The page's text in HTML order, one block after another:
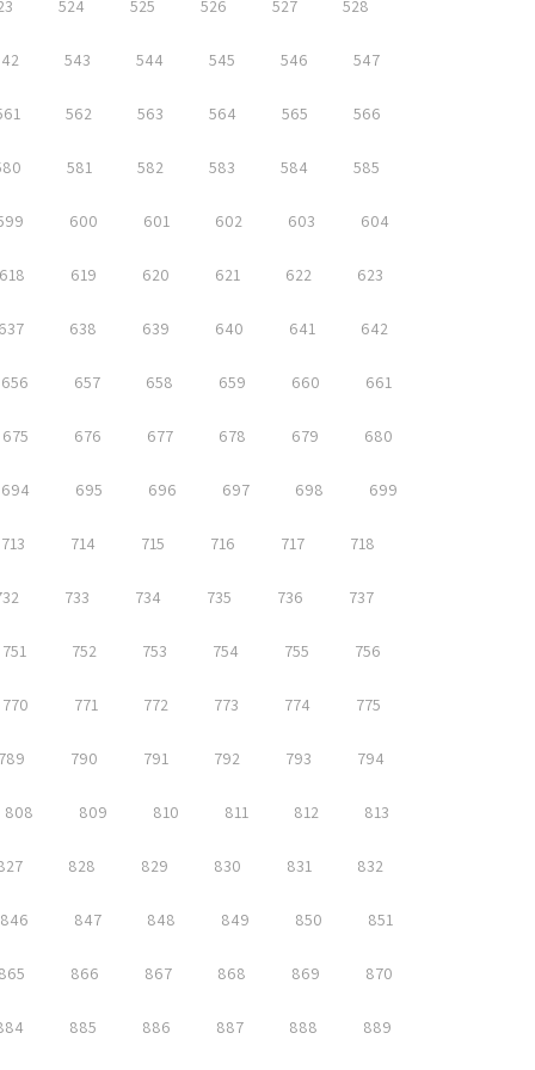
524 525 526 527 528
543 544 545 546 547
562 563 564 565 566
581 582 583 584 585
600 601 602 603 604
619 620 621 622 623
638 639 640 641 642
656 657 658 659 660 661
675 676 677 678 679 680
694 695 696 697 698 699
713 714 715 716 717 718
733 734 735 736 737
751 752 753 754 755 756
770 771 772 773 774 775
790 791 792 793 794
808 809 810 811 812 813
828 829 830 831 832
846 847 848 849 850 851
866 867 868 869 870
885 886 887 888 889